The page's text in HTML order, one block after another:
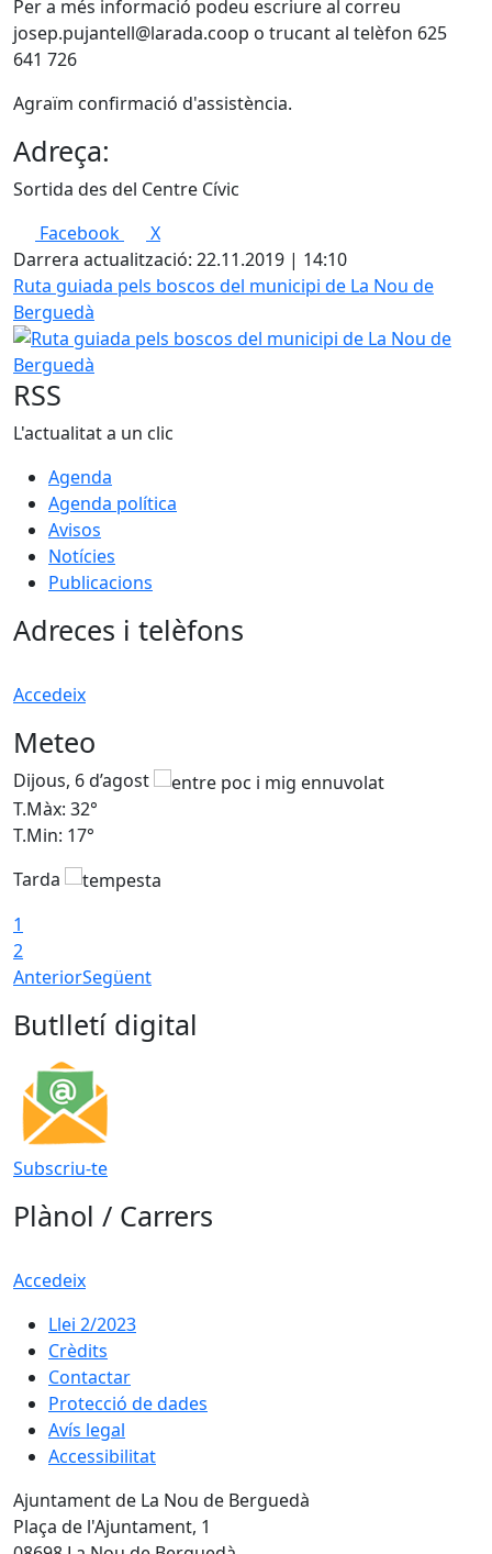
Per a més informació podeu escriure al correu
josep.pujantell@larada.coop o trucant al telèfon 625
641 726
Agraïm confirmació d'assistència.
Adreça:
Sortida des del Centre Cívic
Facebook
X
Darrera actualització: 22.11.2019 | 14:10
Ruta guiada pels boscos del municipi de La Nou de
Berguedà
RSS
L'actualitat a un clic
Agenda
Agenda política
Avisos
Notícies
Publicacions
Adreces i telèfons
Accedeix
Meteo
Dijous, 6 d’agost
T.Màx: 32°
T.Min: 17°
Tarda
1
2
AnteriorSegüent
Butlletí digital
Subscriu-te
Plànol / Carrers
Accedeix
Llei 2/2023
Crèdits
Contactar
Protecció de dades
Avís legal
Accessibilitat
Ajuntament de La Nou de Berguedà
Plaça de l'Ajuntament, 1